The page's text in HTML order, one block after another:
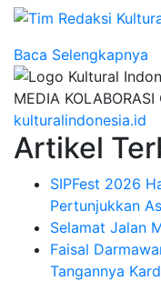
Baca Selengkapnya
kulturalindonesia.id
Artikel
SIPFest 2026
Pertunjukkan
Selamat Jalan
Faisal
Tangannya